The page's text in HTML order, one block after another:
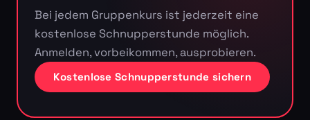
Bei jedem Gruppenkurs ist jederzeit eine
kostenlose Schnupperstunde möglich.
Anmelden, vorbeikommen, ausprobieren.
Kostenlose Schnupperstunde sichern